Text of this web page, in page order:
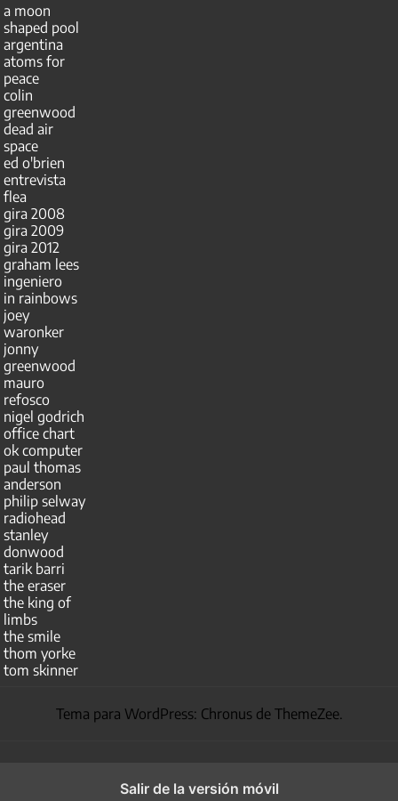
a moon
shaped pool
argentina
atoms for
peace
colin
greenwood
dead air
space
ed o'brien
entrevista
flea
gira 2008
gira 2009
gira 2012
graham lees
ingeniero
in rainbows
joey
waronker
jonny
greenwood
mauro
refosco
nigel godrich
office chart
ok computer
paul thomas
anderson
philip selway
radiohead
stanley
donwood
tarik barri
the eraser
the king of
limbs
the smile
thom yorke
tom skinner
Tema para WordPress: Chronus de ThemeZee.
Salir de la versión móvil